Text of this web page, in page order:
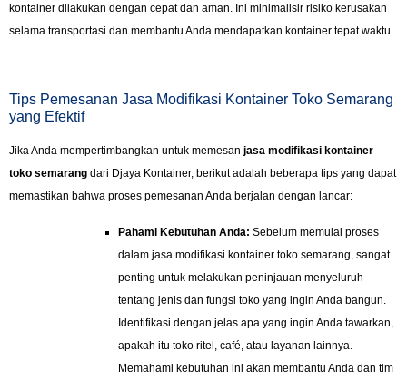
kontainer dilakukan dengan cepat dan aman. Ini minimalisir risiko kerusakan
selama transportasi dan membantu Anda mendapatkan kontainer tepat waktu.
Tips Pemesanan Jasa Modifikasi Kontainer Toko Semarang
yang Efektif
Jika Anda mempertimbangkan untuk memesan jasa modifikasi kontainer
toko semarang dari Djaya Kontainer, berikut adalah beberapa tips yang dapat
memastikan bahwa proses pemesanan Anda berjalan dengan lancar:
Pahami Kebutuhan Anda: Sebelum memulai proses
dalam jasa modifikasi kontainer toko semarang, sangat
penting untuk melakukan peninjauan menyeluruh
tentang jenis dan fungsi toko yang ingin Anda bangun.
Identifikasi dengan jelas apa yang ingin Anda tawarkan,
apakah itu toko ritel, café, atau layanan lainnya.
Memahami kebutuhan ini akan membantu Anda dan tim